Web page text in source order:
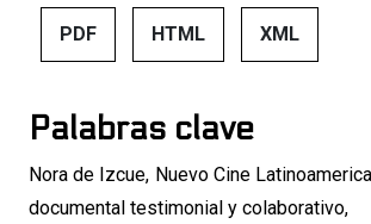
Palabras clave
Nora de Izcue, Nuevo Cine
documental testimonial y colaborativo,
PDF HTML XML